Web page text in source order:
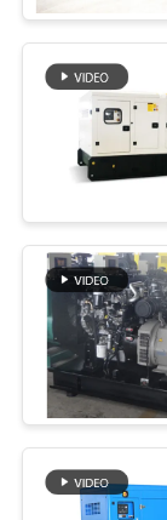
SITEMAP
PRIVACY
POLICY